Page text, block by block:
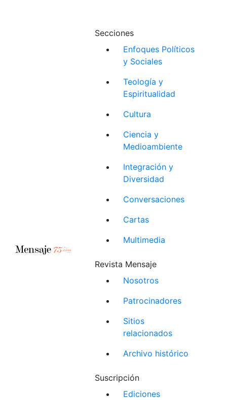
Secciones
Enfoques Políticos
y Sociales
Teología y
Espiritualidad
Cultura
Ciencia y
Medioambiente
Integración y
Diversidad
Conversaciones
Cartas
Multimedia
Revista Mensaje
Nosotros
Patrocinadores
Sitios
relacionados
Archivo histórico
Suscripción
Ediciones